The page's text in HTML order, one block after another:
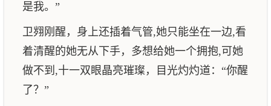
是我。”
卫翙刚醒，身上还插着气管,她只能坐在一边,看
着清醒的她无从下手，多想给她一个拥抱,可她
做不到,十一双眼晶亮璀璨，目光灼灼道：“你醒
了？”